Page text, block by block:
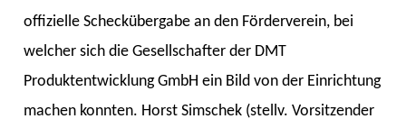
offizielle Scheckübergabe an den Förderverein, bei
welcher sich die Gesellschafter der DMT
Produktentwicklung GmbH ein Bild von der Einrichtung
machen konnten. Horst Simschek (stellv. Vorsitzender